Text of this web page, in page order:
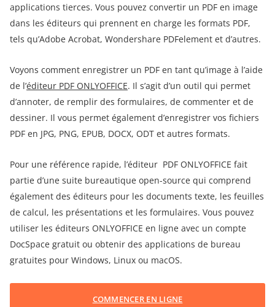
applications tierces. Vous pouvez convertir un PDF en image
dans les éditeurs qui prennent en charge les formats PDF,
tels qu’Adobe Acrobat, Wondershare PDFelement et d’autres.
Voyons comment enregistrer un PDF en tant qu’image à l’aide
de l’éditeur PDF ONLYOFFICE. Il s’agit d’un outil qui permet
d’annoter, de remplir des formulaires, de commenter et de
dessiner. Il vous permet également d’enregistrer vos fichiers
PDF en JPG, PNG, EPUB, DOCX, ODT et autres formats.
Pour une référence rapide, l’éditeur PDF ONLYOFFICE fait
partie d’une suite bureautique open-source qui comprend
également des éditeurs pour les documents texte, les feuilles
de calcul, les présentations et les formulaires. Vous pouvez
utiliser les éditeurs ONLYOFFICE en ligne avec un compte
DocSpace gratuit ou obtenir des applications de bureau
gratuites pour Windows, Linux ou macOS.
COMMENCER EN LIGNE